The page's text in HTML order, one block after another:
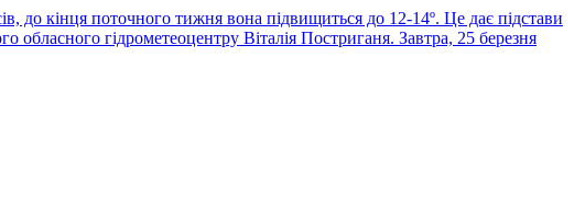
до кінця поточного тижня вона підвищиться до 12-14º. Це дає підстави
гідрометеоцентру Віталія Постриганя. Завтра, 25 березня